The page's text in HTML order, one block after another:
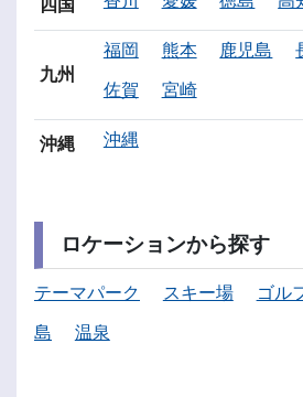
四国
九州
福岡 熊本 鹿児島
佐賀 宮崎
沖縄 沖縄
ロケーションから探す
テーマパーク スキー場 ゴル
島 温泉